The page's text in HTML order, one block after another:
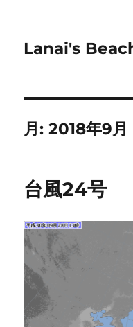
Lanai's
月:2018年9月
台風24号